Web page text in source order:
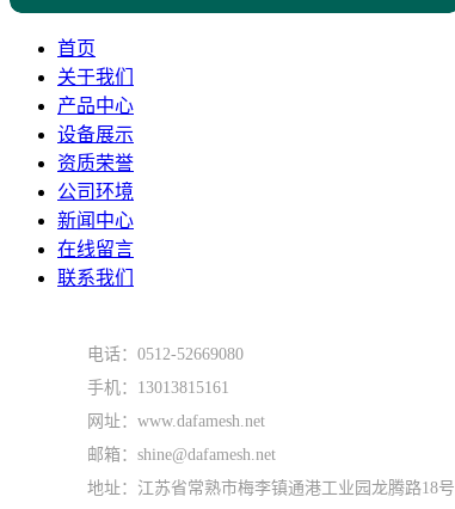
首页
关于我们
产品中心
设备展示
资质荣誉
公司环境
新闻中心
在线留言
联系我们
电话：0512-52669080
手机：13013815161
网址：www.dafamesh.net
邮箱：shine@dafamesh.net
地址：江苏省常熟市梅李镇通港工业园龙腾路18号